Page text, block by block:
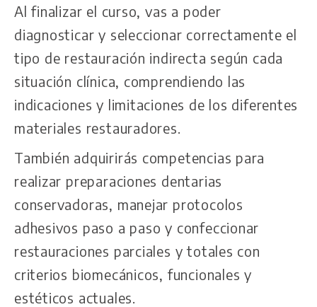
Al finalizar el curso, vas a poder
diagnosticar y seleccionar correctamente el
tipo de restauración indirecta según cada
situación clínica, comprendiendo las
indicaciones y limitaciones de los diferentes
materiales restauradores.
También adquirirás competencias para
realizar preparaciones dentarias
conservadoras, manejar protocolos
adhesivos paso a paso y confeccionar
restauraciones parciales y totales con
criterios biomecánicos, funcionales y
estéticos actuales.